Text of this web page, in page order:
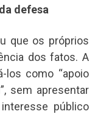
defesa
que os próprios
dos fatos. A
los como “apoio
sem apresentar
público